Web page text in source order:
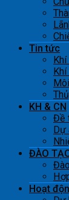
Tin tức
KH & CN
Đề
Dự
ĐÀO
Hoạt